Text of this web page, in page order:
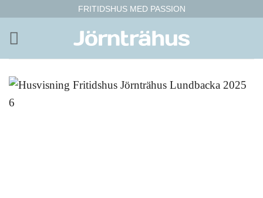
innehåll
FRITIDSHUS MED PASSION